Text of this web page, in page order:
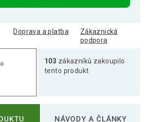
Doprava a platba
Zákaznická
podpora
103 zákazníků zakoupilo
tento produkt
NÁVODY A ČLÁNKY